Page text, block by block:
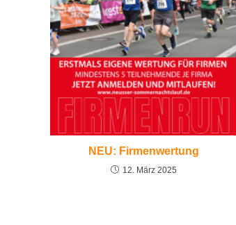
NEU: Firmenwertung
12. März 2025